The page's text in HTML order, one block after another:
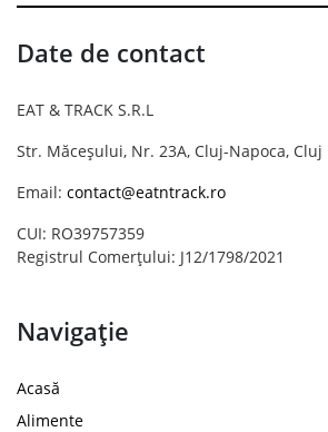
Date de contact
EAT & TRACK S.R.L
Str. Măceșului, Nr. 23A, Cluj-Napoca, Cluj
Email: contact@eatntrack.ro
CUI: RO39757359
Registrul Comerțului: J12/1798/2021
Navigație
Acasă
Alimente